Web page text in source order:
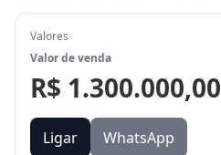
Valores
Valor de venda
R$ 1.300.000,00
Ligar WhatsApp